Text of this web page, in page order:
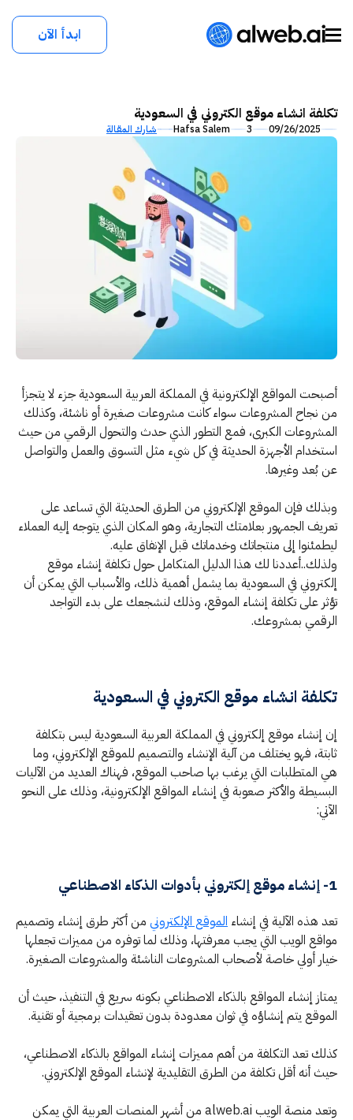
ابدأ الآن
تكلفة انشاء موقع الكتروني في السعودية
09/26/2025
3
Hafsa Salem شارك المقالة
أصبحت المواقع الإلكترونية في المملكة العربية السعودية جزء لا يتجزأ
من نجاح المشروعات سواء كانت مشروعات صغيرة أو ناشئة، وكذلك
المشروعات الكبرى، فمع التطور الذي حدث والتحول الرقمي من حيث
استخدام الأجهزة الحديثة في كل شيء مثل التسوق والعمل والتواصل
عن بُعد وغيرها.
وبذلك فإن الموقع الإلكتروني من الطرق الحديثة التي تساعد على
تعريف الجمهور بعلامتك التجارية، وهو المكان الذي يتوجه إليه العملاء
ليطمئنوا إلى منتجاتك وخدماتك قبل الإنفاق عليه.
ولذلك..أعددنا لك هذا الدليل المتكامل حول تكلفة إنشاء موقع
إلكتروني في السعودية بما يشمل أهمية ذلك، والأسباب التي يمكن أن
تؤثر على تكلفة إنشاء الموقع، وذلك لنشجعك على بدء التواجد
الرقمي بمشروعك.
تكلفة انشاء موقع الكتروني في السعودية
إن إنشاء موقع إلكتروني في المملكة العربية السعودية ليس بتكلفة
ثابتة، فهو يختلف من آلية الإنشاء والتصميم للموقع الإلكتروني، وما
هي المتطلبات التي يرغب بها صاحب الموقع، فهناك العديد من الآليات
البسيطة والأكثر صعوبة في إنشاء المواقع الإلكترونية، وذلك على النحو
الآتي:
1- إنشاء موقع إلكتروني بأدوات الذكاء الاصطناعي
تعد هذه الآلية في إنشاء الموقع الإلكتروني من أكثر طرق إنشاء وتصميم
مواقع الويب التي يجب معرفتها، وذلك لما توفره من مميزات تجعلها
خيار أولي خاصة لأصحاب المشروعات الناشئة والمشروعات الصغيرة.
يمتاز إنشاء المواقع بالذكاء الاصطناعي بكونه سريع في التنفيذ، حيث أن
الموقع يتم إنشاؤه في ثوان معدودة بدون تعقيدات برمجية أو تقنية.
كذلك تعد التكلفة من أهم مميزات إنشاء المواقع بالذكاء الاصطناعي،
حيث أنه أقل تكلفة من الطرق التقليدية لإنشاء الموقع الإلكتروني.
وتعد منصة الويب alweb.ai من أشهر المنصات العربية التي يمكن